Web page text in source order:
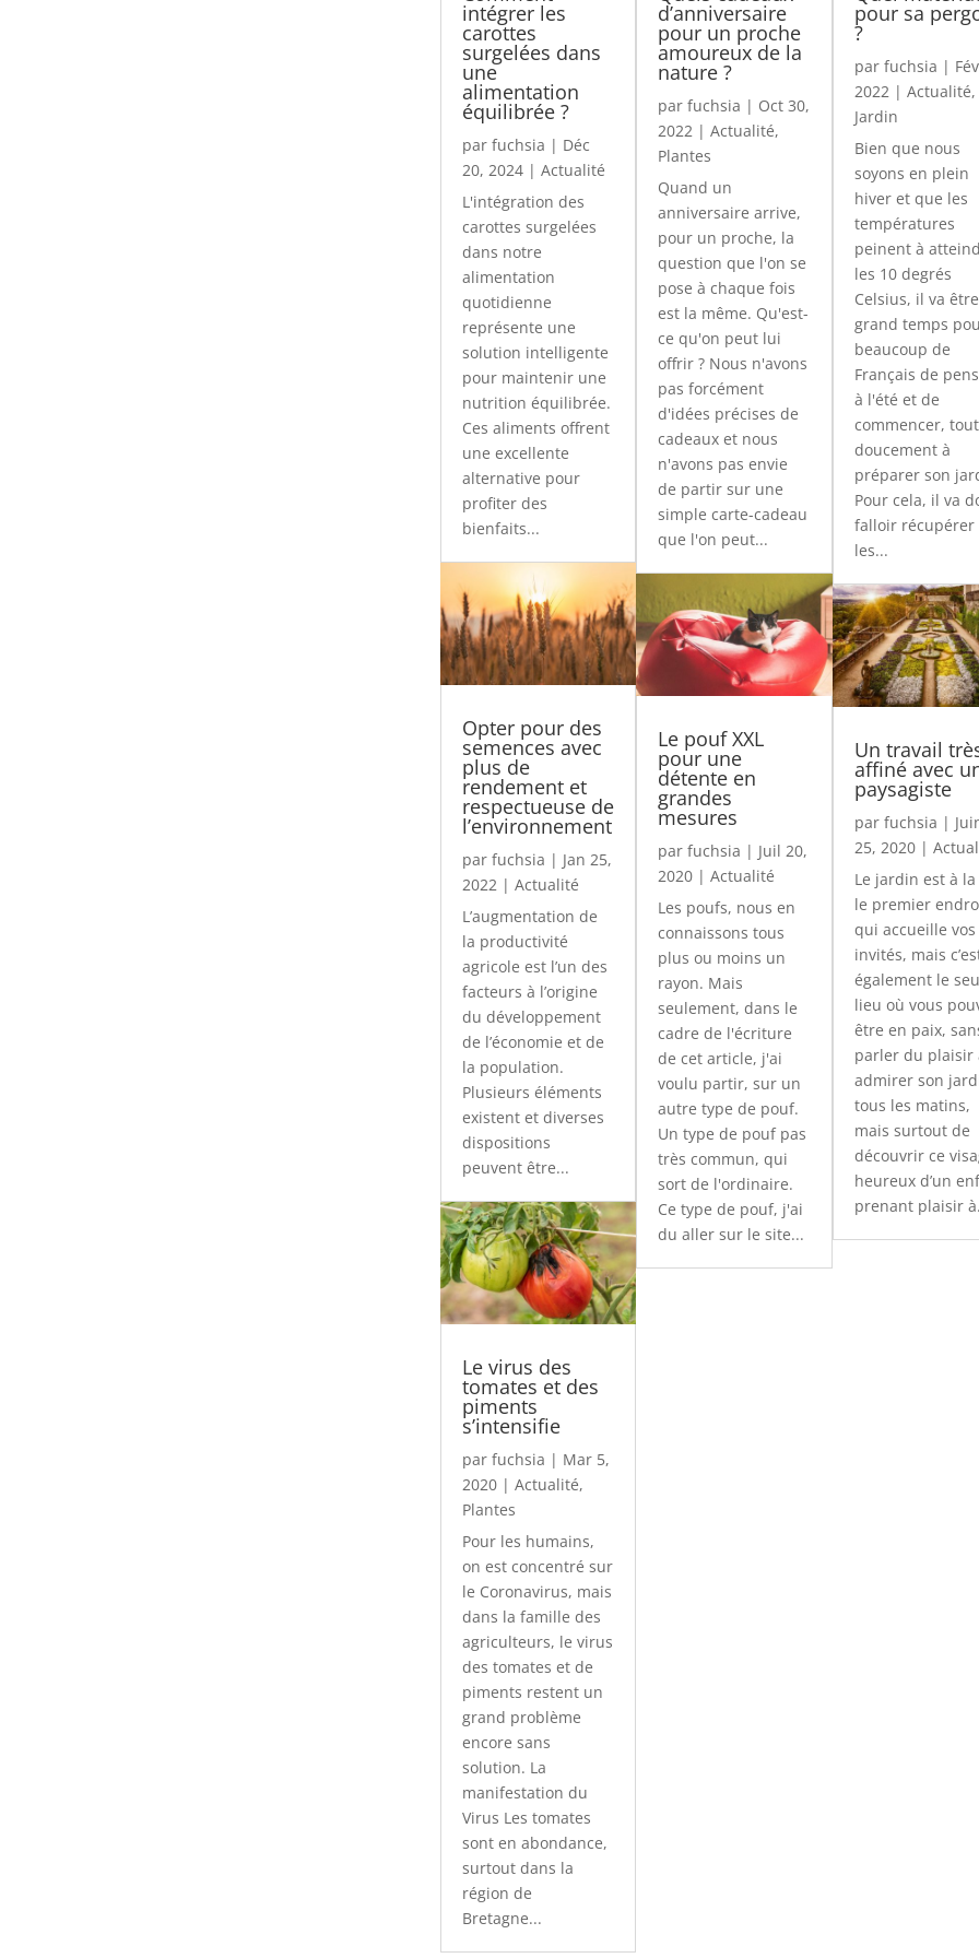
intégrer les
carottes
surgelées dans
une
alimentation
équilibrée ?
parfuchsia | Déc
20, 2024 |Actualité
L'intégration des
carottes surgelées
dans notre
alimentation
quotidienne
représente une
solution intelligente
pour maintenir une
nutrition équilibrée.
Ces aliments offrent
une excellente
alternative pour
profiter des
bienfaits...
Opter pour des
semences avec
plus de
rendement et
respectueuse de
l’environnement
parfuchsia | Jan 25,
2022 |Actualité
L’augmentation de
la productivité
agricole est l’un des
facteurs à l’origine
du développement
de l’économie et de
la population.
Plusieurs éléments
existent et diverses
dispositions
peuvent être...
Le virus des
tomates et des
piments
s’intensifie
parfuchsia | Mar 5,
2020 |Actualité,
Plantes
Pour les humains,
on est concentré sur
le Coronavirus, mais
dans la famille des
agriculteurs, le virus
des tomates et de
piments restent un
grand problème
encore sans
solution. La
manifestation du
Virus Les tomates
sont en abondance,
surtout dans la
région de
Bretagne...
d’anniversaire
pour un proche
amoureux de la
nature ?
parfuchsia | Oct 30,
2022 |Actualité,
Plantes
Quand un
anniversaire arrive,
pour un proche, la
question que l'on se
pose à chaque fois
est la même. Qu'est-
ce qu'on peut lui
offrir ? Nous n'avons
pas forcément
d'idées précises de
cadeaux et nous
n'avons pas envie
de partir sur une
simple carte-cadeau
que l'on peut...
Le pouf XXL
pour une
détente en
grandes
mesures
parfuchsia | Juil 20,
2020 |Actualité
Les poufs, nous en
connaissons tous
plus ou moins un
rayon. Mais
seulement, dans le
cadre de l'écriture
de cet article, j'ai
voulu partir, sur un
autre type de pouf.
Un type de pouf pas
très commun, qui
sort de l'ordinaire.
Ce type de pouf, j'ai
du aller sur le site...
pour sa
?
par fuchsia |
2022| Actualité,
Jardin
Bien que nous
soyons en plein
hiver et que les
températures
peinent à
les 10 degrés
Celsius, il va être
grand temps
beaucoup de
Français de
à l'été et de
commencer, tout
doucement à
préparer son
Pour cela, il va
falloir récupérer
les...
Un travail
affiné avec
paysagiste
par fuchsia |
25, 2020|
Le jardin est à
le premier
qui accueille vos
invités, mais
également le
lieu où vous
être en paix,
parler du plaisir
admirer son
tous les matins,
mais surtout de
découvrir ce
heureux d’un
prenant plaisir